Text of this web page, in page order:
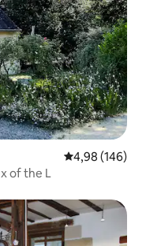
Classificação
4,98 (146)
of the L